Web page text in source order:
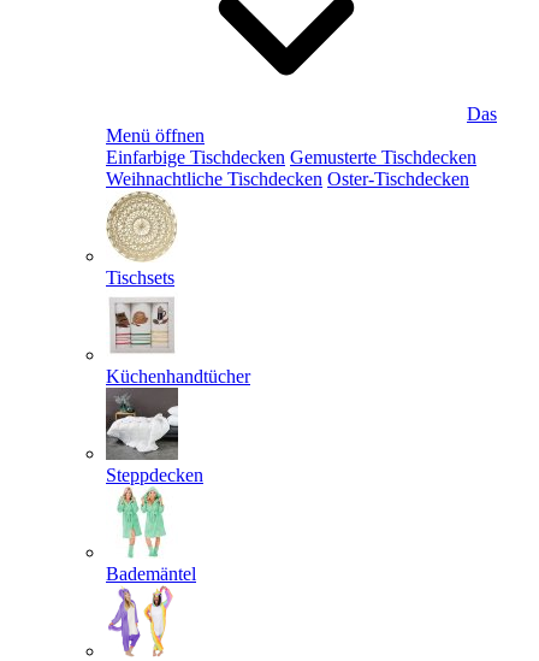
Das
Menü öffnen
Einfarbige Tischdecken Gemusterte Tischdecken
Weihnachtliche Tischdecken Oster-Tischdecken
Tischsets
Küchenhandtücher
Steppdecken
Bademäntel